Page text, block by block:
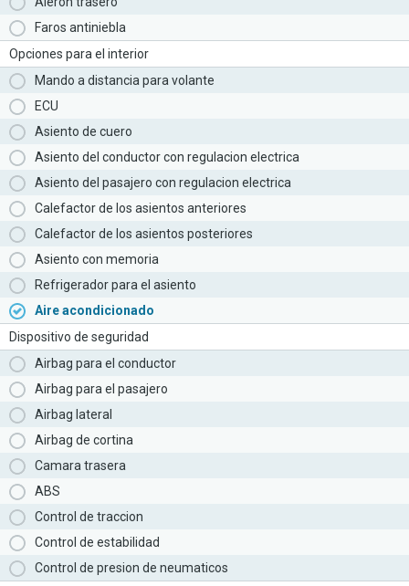
Faros antiniebla
Opciones para el interior
Mando a distancia para volante
ECU
Asiento de cuero
Asiento del conductor con regulacion electrica
Asiento del pasajero con regulacion electrica
Calefactor de los asientos anteriores
Calefactor de los asientos posteriores
Asiento con memoria
Refrigerador para el asiento
Aire acondicionado
Dispositivo de seguridad
Airbag para el conductor
Airbag para el pasajero
Airbag lateral
Airbag de cortina
Camara trasera
ABS
Control de traccion
Control de estabilidad
Control de presion de neumaticos